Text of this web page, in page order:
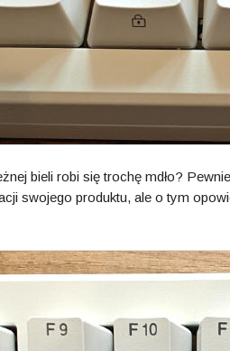
bieli robi się trochę mdło?
swojego produktu, ale o tym